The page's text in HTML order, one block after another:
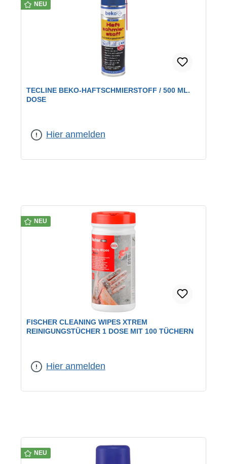
NEU
TECLINE BEKO-HAFTSCHMIERSTOFF / 500 ML.
DOSE
Hier anmelden
NEU
FISCHER CLEANING WIPES XTREM
REINIGUNGSTÜCHER 1 DOSE MIT 100 TÜCHERN
Hier anmelden
NEU